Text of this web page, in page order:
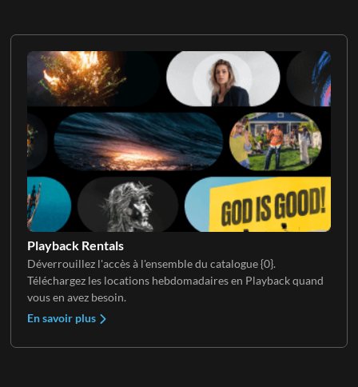
Playback Rentals
Déverrouillez l'accès à l'ensemble du catalogue {0}.
Téléchargez les locations hebdomadaires en Playback quand
vous en avez besoin.
En savoir plus